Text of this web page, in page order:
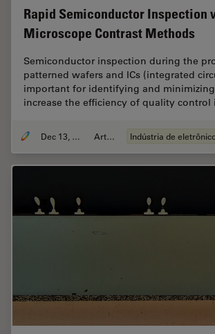
Rapid Semiconductor Inspection
Microscope Contrast Methods
Semiconductor inspection during the
patterned wafers and ICs (integrated
important for identifying and minimizing
increase the efficiency of quality
Dec 13, 2023 Article